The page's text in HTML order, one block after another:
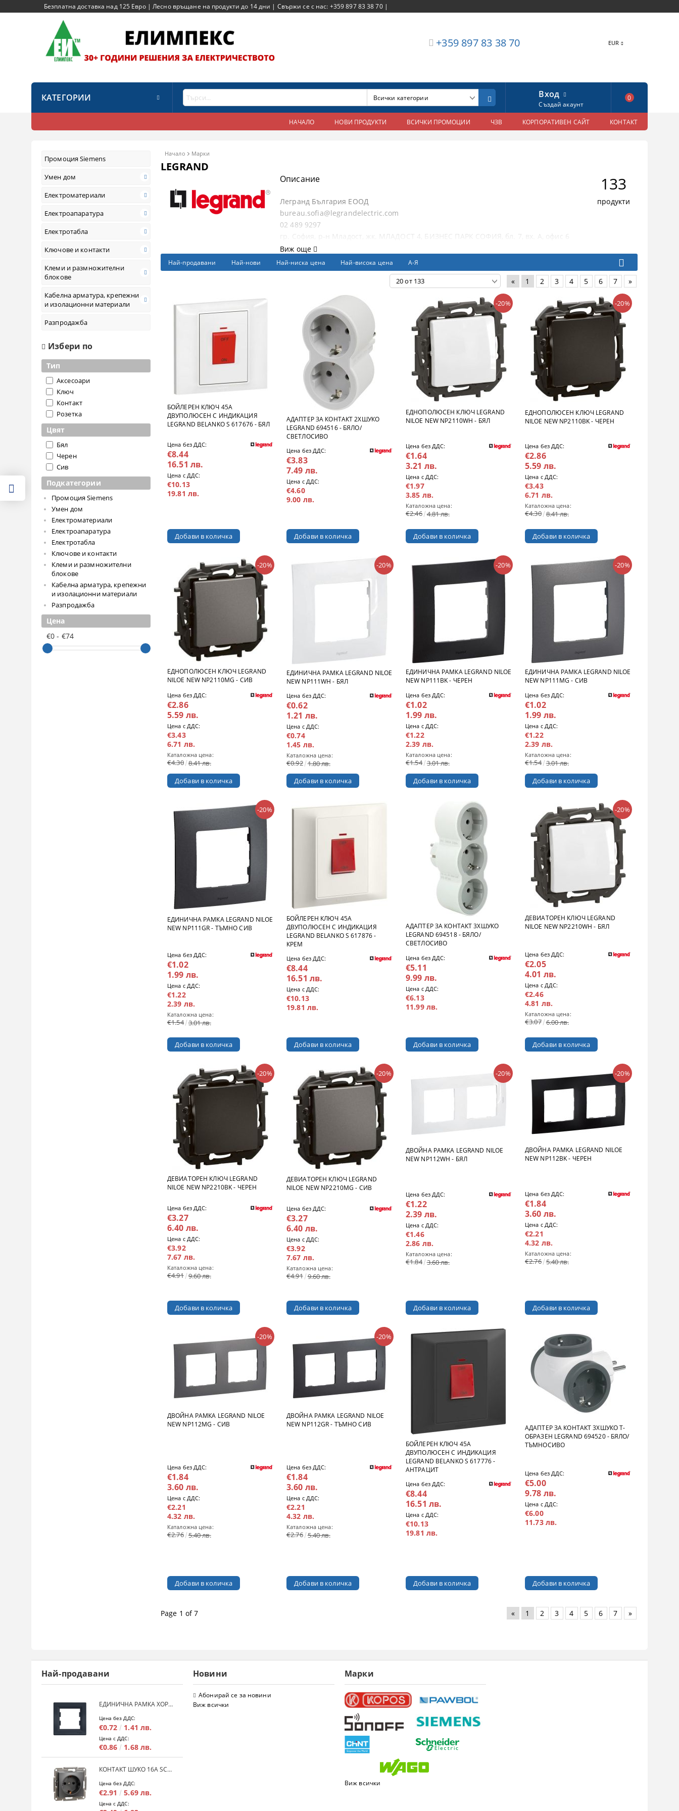
Безплатна доставка над 125 Евро | Лесно връщане на продукти до 14 дни | Свържи се с нас: +359 897 83 38 70 |
+359 897 83 38 70 EUR
КАТЕГОРИИ Вход
Създай акаунт
0
НАЧАЛО НОВИ ПРОДУКТИ ВСИЧКИ ПРОМОЦИИ ЧЗВ КОРПОРАТИВЕН САЙТ КОНТАКТ
Промоция Siemens
Умен дом
Електроматериали
Електроапаратура
Електротабла
Ключове и контакти
Клеми и размножителни
блокове
Кабелна арматура, крепежни
и изолационни материали
Разпродажба
Избери по
Тип
Аксесоари
Ключ
Контакт
Розетка
Цвят
Бял
Черен
Сив
Подкатегории
Промоция Siemens
Умен дом
Електроматериали
Електроапаратура
Електротабла
Ключове и контакти
Клеми и размножителни
блокове
Кабелна арматура, крепежни
и изолационни материали
Разпродажба
Цена
€0 - €74
Начало Марки
LEGRAND
Описание
Легранд България ЕООД
bureau.sofia@legrandelectric.com
02 489 9297
гр. София, р-н Младост, жк. МЛАДОСТ 4, БИЗНЕС ПАРК СОФИЯ, бл. 7, вх. А, офис 6
Виж още
133
продукти
Най-продавани Най-нови Най-ниска цена Най-висока цена А-Я
« 1 2 3 4 5 6 7 »
БОЙЛЕРЕН КЛЮЧ 45А
ДВУПОЛЮСЕН С ИНДИКАЦИЯ
LEGRAND BELANKO S 617676 - БЯЛ
Цена без ДДС:
€8.44
16.51 лв.
Цена с ДДС:
€10.13
19.81 лв.
АДАПТЕР ЗА КОНТАКТ 2ХШУКО
LEGRAND 694516 - БЯЛО/
СВЕТЛОСИВО
Цена без ДДС:
€3.83
7.49 лв.
Цена с ДДС:
€4.60
9.00 лв.
ЕДНОПОЛЮСЕН КЛЮЧ LEGRAND
NILOE NEW NP2110WH - БЯЛ
-20%
Цена без ДДС:
€1.64
3.21 лв.
Цена с ДДС:
€1.97
3.85 лв.
Каталожна цена:
€2.46 4.81 лв.
ЕДНОПОЛЮСЕН КЛЮЧ LEGRAND
NILOE NEW NP2110BK - ЧЕРЕН
-20%
Цена без ДДС:
€2.86
5.59 лв.
Цена с ДДС:
€3.43
6.71 лв.
Каталожна цена:
€4.30 8.41 лв.
ЕДНОПОЛЮСЕН КЛЮЧ LEGRAND
NILOE NEW NP2110MG - СИВ
-20%
Цена без ДДС:
€2.86
5.59 лв.
Цена с ДДС:
€3.43
6.71 лв.
Каталожна цена:
€4.30 8.41 лв.
ЕДИНИЧНА РАМКА LEGRAND NILOE
NEW NP111WH - БЯЛ
-20%
Цена без ДДС:
€0.62
1.21 лв.
Цена с ДДС:
€0.74
1.45 лв.
Каталожна цена:
€0.92 1.80 лв.
ЕДИНИЧНА РАМКА LEGRAND NILOE
NEW NP111BK - ЧЕРЕН
-20%
Цена без ДДС:
€1.02
1.99 лв.
Цена с ДДС:
€1.22
2.39 лв.
Каталожна цена:
€1.54 3.01 лв.
ЕДИНИЧНА РАМКА LEGRAND NILOE
NEW NP111MG - СИВ
-20%
Цена без ДДС:
€1.02
1.99 лв.
Цена с ДДС:
€1.22
2.39 лв.
Каталожна цена:
€1.54 3.01 лв.
ЕДИНИЧНА РАМКА LEGRAND NILOE
NEW NP111GR - ТЪМНО СИВ
-20%
Цена без ДДС:
€1.02
1.99 лв.
Цена с ДДС:
€1.22
2.39 лв.
Каталожна цена:
€1.54 3.01 лв.
БОЙЛЕРЕН КЛЮЧ 45А
ДВУПОЛЮСЕН С ИНДИКАЦИЯ
LEGRAND BELANKO S 617876 -
КРЕМ
Цена без ДДС:
€8.44
16.51 лв.
Цена с ДДС:
€10.13
19.81 лв.
АДАПТЕР ЗА КОНТАКТ 3ХШУКО
LEGRAND 694518 - БЯЛО/
СВЕТЛОСИВО
Цена без ДДС:
€5.11
9.99 лв.
Цена с ДДС:
€6.13
11.99 лв.
ДЕВИАТОРЕН КЛЮЧ LEGRAND
NILOE NEW NP2210WH - БЯЛ
-20%
Цена без ДДС:
€2.05
4.01 лв.
Цена с ДДС:
€2.46
4.81 лв.
Каталожна цена:
€3.07 6.00 лв.
ДЕВИАТОРЕН КЛЮЧ LEGRAND
NILOE NEW NP2210BK - ЧЕРЕН
-20%
Цена без ДДС:
€3.27
6.40 лв.
Цена с ДДС:
€3.92
7.67 лв.
Каталожна цена:
€4.91 9.60 лв.
ДЕВИАТОРЕН КЛЮЧ LEGRAND
NILOE NEW NP2210MG - СИВ
-20%
Цена без ДДС:
€3.27
6.40 лв.
Цена с ДДС:
€3.92
7.67 лв.
Каталожна цена:
€4.91 9.60 лв.
ДВОЙНА РАМКА LEGRAND NILOE
NEW NP112WH - БЯЛ
-20%
Цена без ДДС:
€1.22
2.39 лв.
Цена с ДДС:
€1.46
2.86 лв.
Каталожна цена:
€1.84 3.60 лв.
ДВОЙНА РАМКА LEGRAND NILOE
NEW NP112BK - ЧЕРЕН
-20%
Цена без ДДС:
€1.84
3.60 лв.
Цена с ДДС:
€2.21
4.32 лв.
Каталожна цена:
€2.76 5.40 лв.
ДВОЙНА РАМКА LEGRAND NILOE
NEW NP112MG - СИВ
-20%
Цена без ДДС:
€1.84
3.60 лв.
Цена с ДДС:
€2.21
4.32 лв.
Каталожна цена:
€2.76 5.40 лв.
ДВОЙНА РАМКА LEGRAND NILOE
NEW NP112GR - ТЪМНО СИВ
-20%
Цена без ДДС:
€1.84
3.60 лв.
Цена с ДДС:
€2.21
4.32 лв.
Каталожна цена:
€2.76 5.40 лв.
БОЙЛЕРЕН КЛЮЧ 45А
ДВУПОЛЮСЕН С ИНДИКАЦИЯ
LEGRAND BELANKO S 617776 -
АНТРАЦИТ
Цена без ДДС:
€8.44
16.51 лв.
Цена с ДДС:
€10.13
19.81 лв.
АДАПТЕР ЗА КОНТАКТ 3ХШУКО Т-
ОБРАЗЕН LEGRAND 694520 - БЯЛО/
ТЪМНОСИВО
Цена без ДДС:
€5.00
9.78 лв.
Цена с ДДС:
€6.00
11.73 лв.
Page 1 of 7 « 1 2 3 4 5 6 7 »
Най-продавани
ЕДИНИЧНА РАМКА ХОРИЗОНТАЛНА SCHNEIDER ASFORA EPH5800171 - АНТРАЦИТ
Цена без ДДС:
€0.72 1.41 лв.
Цена с ДДС:
€0.86 1.68 лв.
КОНТАКТ ШУКО 16A SCHNEIDER ASFORA EPH2900171 - АНРАЦИТ
Цена без ДДС:
€2.91 5.69 лв.
Цена с ДДС:
Новини
Абонирай се за новини
Виж всички
Марки
Виж всички